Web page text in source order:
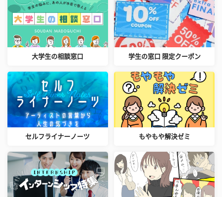
大学生の相談窓口 学生の窓口 限定クーポン
セルフライナーノーツ もやもや解決ゼミ